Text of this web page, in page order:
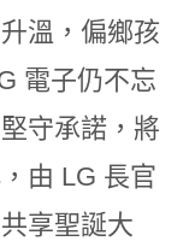
溫，偏鄉孩
電子仍不忘
守承諾，將
由 LG 長官
享聖誕大